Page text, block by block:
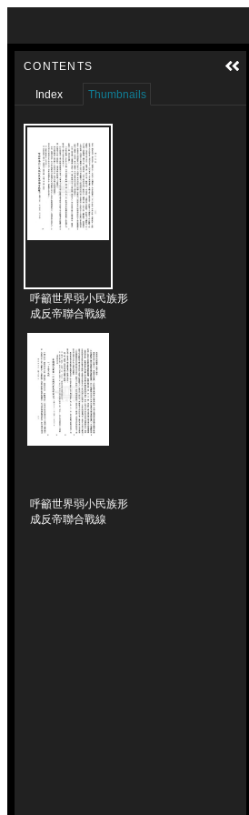
CONTENTS
Index Thumbnails
呼籲世界弱小民族形
成反帝聯合戰線
呼籲世界弱小民族形
成反帝聯合戰線